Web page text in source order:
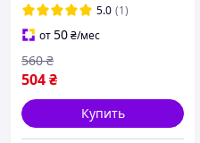
5.0 (1)
от50₴/мес
504₴
560 ₴
Купить